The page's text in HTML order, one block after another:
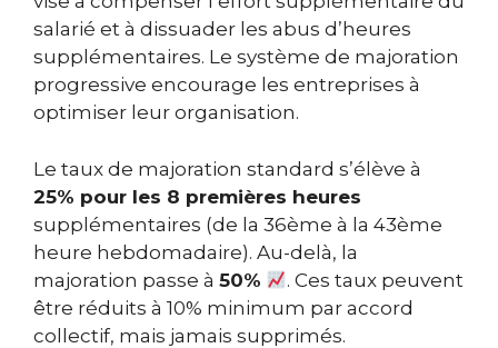
salarié et à dissuader les abus d’heures
supplémentaires. Le système de majoration
progressive encourage les entreprises à
optimiser leur organisation.
Le taux de majoration standard s’élève à
25% pour les 8 premières heures
supplémentaires (de la 36ème à la 43ème
heure hebdomadaire). Au-delà, la
majoration passe à 50%
. Ces taux peuvent
être réduits à 10% minimum par accord
collectif, mais jamais supprimés.